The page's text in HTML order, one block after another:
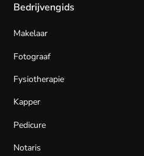
Bedrijvengids
Makelaar
Fotograaf
Fysiotherapie
Kapper
Pedicure
Notaris